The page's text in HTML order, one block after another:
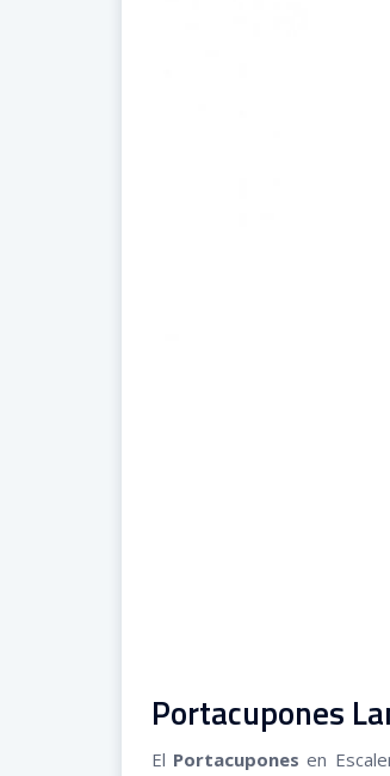
Portacupones
El Portacupones en